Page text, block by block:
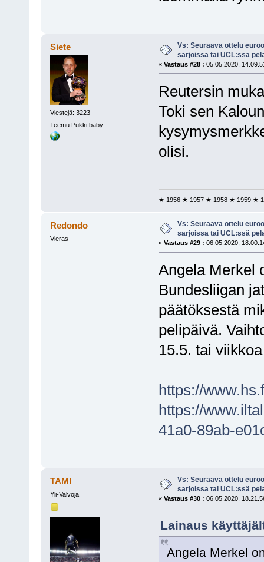
Siete
Viestejä: 3223
Teemu Pukki baby
Vs: Seuraava ottelu
sarjoissa tai UCL:ssä
« Vastaus #28 : 05.05.2020,
Reutersin
Toki sen
olisi.
★ 1956 ★ 1957 ★ 1958 ★ 1959 ★
Redondo
Vieras
Vs: Seuraava ottelu
sarjoissa tai UCL:ssä
« Vastaus #29 : 06.05.2020,
Angela Merkel
Bundesliigan
päätöksestä
pelipäivä.
15.5. tai
https://
https://
41a0-89ab-
TAMI
Yli-Valvoja
Vs: Seuraava ottelu
sarjoissa tai UCL:ssä
« Vastaus #30 : 06.05.2020,
Lainaus
Angela Merkel